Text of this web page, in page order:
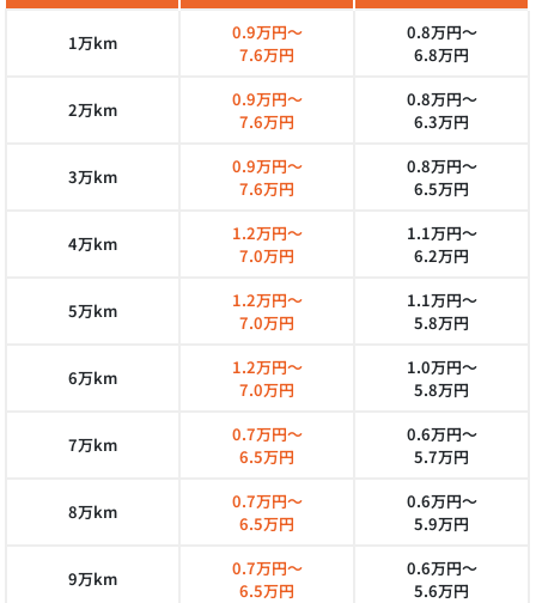
1万km
0.9万円～
7.6万円
0.8万円～
6.8万円
2万km
0.9万円～
7.6万円
0.8万円～
6.3万円
3万km
0.9万円～
7.6万円
0.8万円～
6.5万円
4万km
1.2万円～
7.0万円
1.1万円～
6.2万円
5万km
1.2万円～
7.0万円
1.1万円～
5.8万円
6万km
1.2万円～
7.0万円
1.0万円～
5.8万円
7万km
0.7万円～
6.5万円
0.6万円～
5.7万円
8万km
0.7万円～
6.5万円
0.6万円～
5.9万円
9万km
0.7万円～
6.5万円
0.6万円～
5.6万円